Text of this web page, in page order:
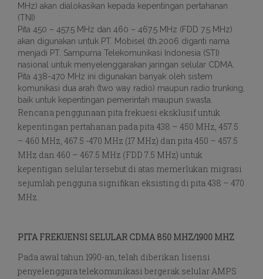
MHz) akan dialokasikan kepada kepentingan pertahanan
(TNI)
Pita 450 – 457.5 MHz dan 460 – 467.5 MHz (FDD 7.5 MHz)
akan digunakan untuk PT. Mobisel (th.2006 diganti nama
menjadi PT. Sampurna Telekomunikasi Indonesia (STI)
nasional untuk menyelenggarakan jaringan selular CDMA.
Pita 438-470 MHz ini digunakan banyak oleh sistem
komunikasi dua arah (two way radio) maupun radio trunking,
baik untuk kepentingan pemerintah maupun swasta.
Rencana penggunaan pita frekuesi eksklusif untuk
kepentingan pertahanan pada pita 438 – 450 MHz, 457.5
– 460 MHz, 467.5 -470 MHz (17 MHz) dan pita 450 – 457.5
MHz dan 460 – 467.5 MHz (FDD 7.5 MHz) untuk
kepentigan selular tersebut di atas memerlukan migrasi
sejumlah pengguna signifikan eksisting di pita 438 – 470
MHz.
PITA FREKUENSI SELULAR CDMA 850 MHZ/1900 MHZ
Pada awal tahun 1990-an, telah diberikan lisensi
penyelenggara telekomunikasi bergerak selular AMPS